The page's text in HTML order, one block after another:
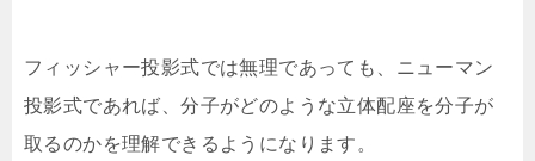
フィッシャー投影式では無理であっても、ニューマン
投影式であれば、分子がどのような立体配座を分子が
取るのかを理解できるようになります。